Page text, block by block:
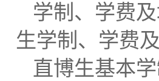
学制、学费
生学制、学费
直博生基本